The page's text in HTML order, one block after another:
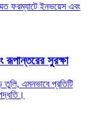
ফরম্যাটে ইনভয়েস এবং
সুরক্ষা
তুলি, এমনভাবে প্রতিটি